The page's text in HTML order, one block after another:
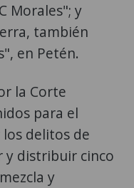
Morales"; y
también
en Petén.
la Corte
para el
delitos de
y distribuir cinco
y